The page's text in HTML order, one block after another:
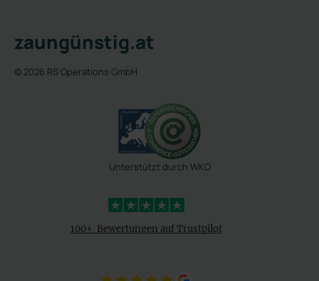
zaungünstig.at
© 2026 RS Operations GmbH
Unterstützt durch WKO
4,3 Sterne
100+ Bewertungen auf Trustpilot